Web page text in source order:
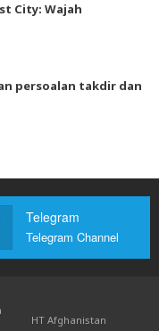
City: Wajah
persoalan takdir dan
Telegram
Telegram Channel
HT Afghanistan